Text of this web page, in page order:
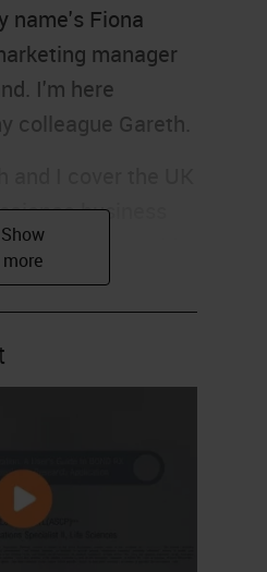
name's Fiona
manager
I'm here
colleague Gareth.
business
And I would
to the CR UK
Arnold. I'm the
Cambridge
is divided